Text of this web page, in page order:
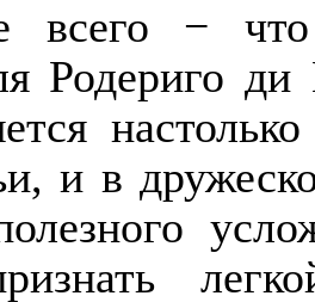
всего − что
Родериго
и в